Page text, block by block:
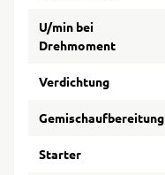
U/min bei
Drehmoment
Verdichtung
Gemischaufbereitung
Starter